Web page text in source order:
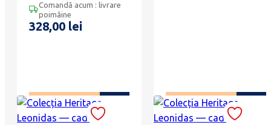
Comandă acum : livrare
poimâine
328,00 lei
ADAUGĂ ÎN COȘ ADAUGĂ ÎN COȘ